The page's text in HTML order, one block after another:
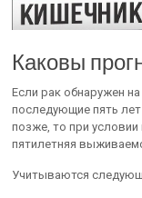
Каковы
Если рак обнаружен
последующие пять
позже, то при условии
пятилетняя
Учитываются